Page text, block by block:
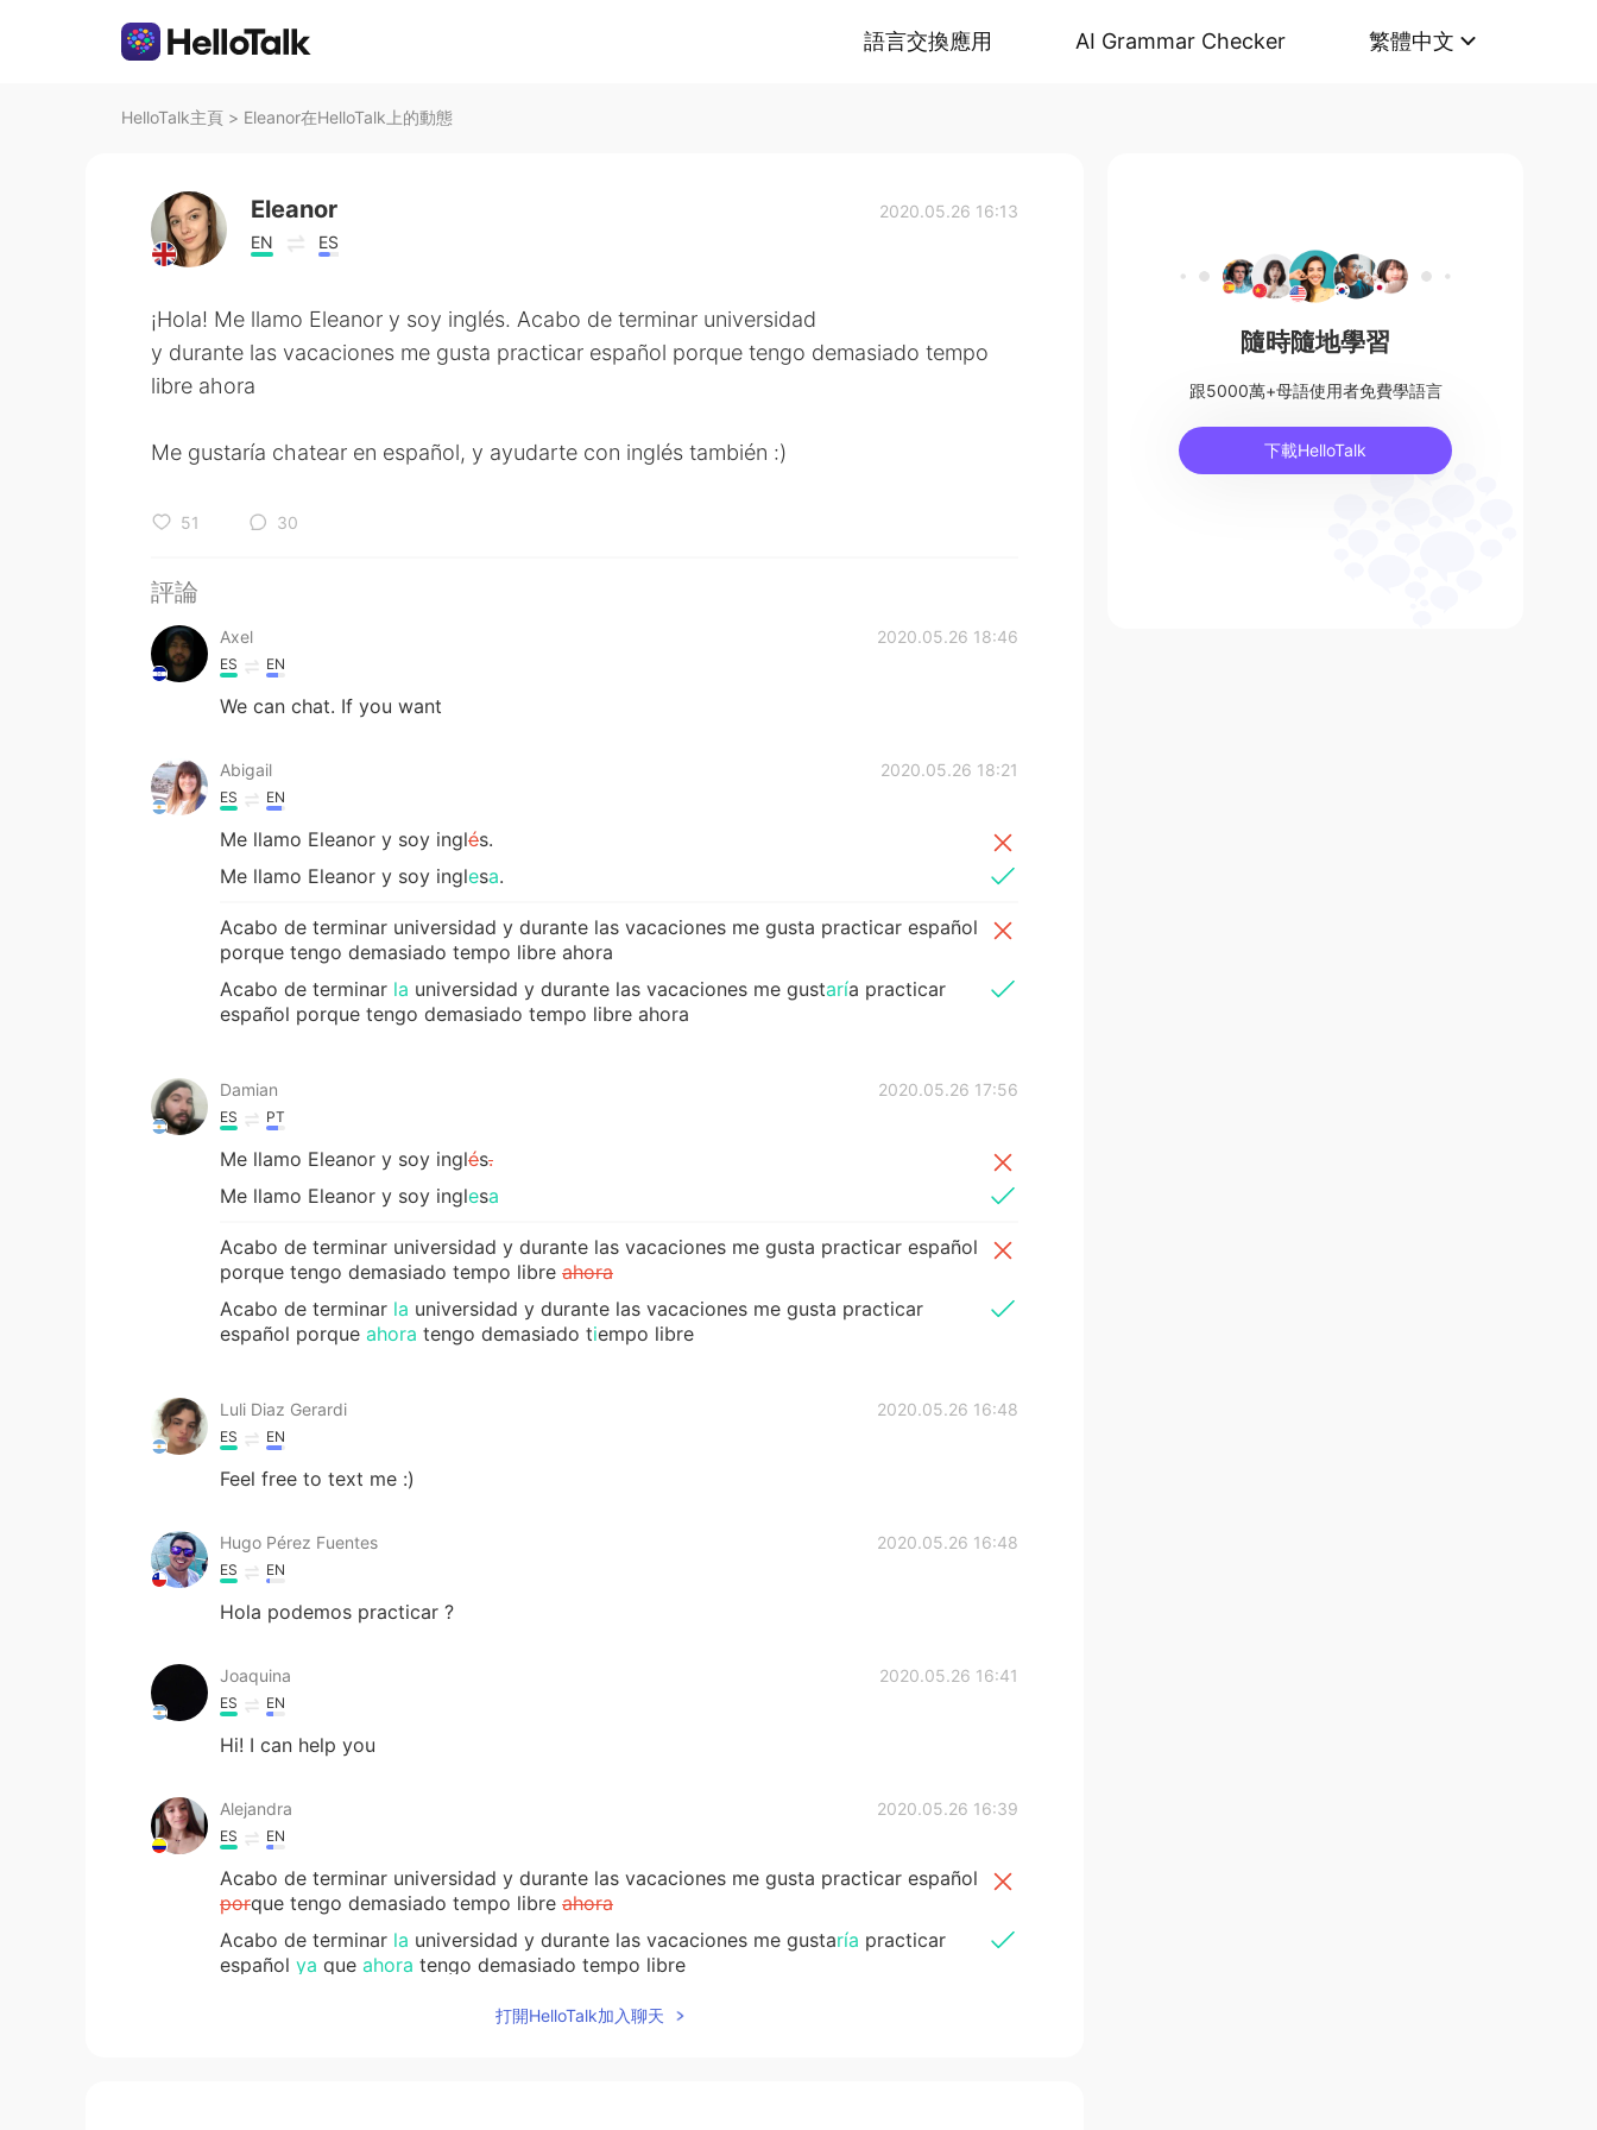
語言交換應用 AI Grammar Checker 繁體中文
HelloTalk主頁 > Eleanor在HelloTalk上的動態
Eleanor
EN ES
2020.05.26 16:13
¡Hola! Me llamo Eleanor y soy inglés. Acabo de terminar universidad
y durante las vacaciones me gusta practicar español porque tengo demasiado tempo
libre ahora
Me gustaría chatear en español, y ayudarte con inglés también :)
51 30
評論
Axel 2020.05.26 18:46
ES EN
We can chat. If you want
Abigail 2020.05.26 18:21
ES EN
Me llamo Eleanor y soy inglés.
Me llamo Eleanor y soy inglesa.
Acabo de terminar universidad y durante las vacaciones me gusta practicar español
porque tengo demasiado tempo libre ahora
Acabo de terminar la universidad y durante las vacaciones me gustaría practicar
español porque tengo demasiado tempo libre ahora
Damian 2020.05.26 17:56
ES PT
Me llamo Eleanor y soy inglés.
Me llamo Eleanor y soy inglesa
Acabo de terminar universidad y durante las vacaciones me gusta practicar español
porque tengo demasiado tempo libre ahora
Acabo de terminar la universidad y durante las vacaciones me gusta practicar
español porque ahora tengo demasiado tiempo libre
Luli Diaz Gerardi 2020.05.26 16:48
ES EN
Feel free to text me :)
Hugo Pérez Fuentes 2020.05.26 16:48
ES EN
Hola podemos practicar ?
Joaquina 2020.05.26 16:41
ES EN
Hi! I can help you
Alejandra 2020.05.26 16:39
ES EN
Acabo de terminar universidad y durante las vacaciones me gusta practicar español
porque tengo demasiado tempo libre ahora
Acabo de terminar la universidad y durante las vacaciones me gustaría practicar
español ya que ahora tengo demasiado tempo libre
打開HelloTalk加入聊天
隨時隨地學習
跟5000萬+母語使用者免費學語言
下載HelloTalk